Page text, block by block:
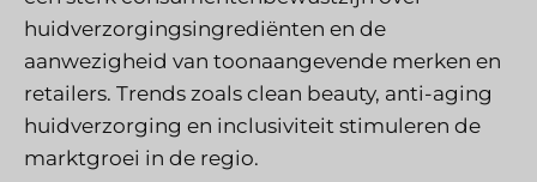
huidverzorgingsingrediënten en de
aanwezigheid van toonaangevende merken en
retailers. Trends zoals clean beauty, anti-aging
huidverzorging en inclusiviteit stimuleren de
marktgroei in de regio.